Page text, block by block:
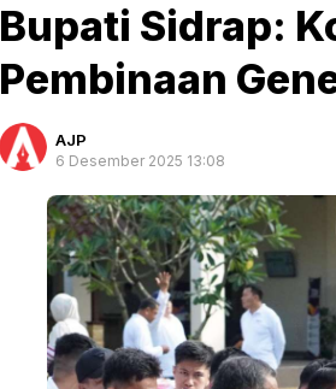
Bupati Sidrap:
Pembinaan
AJP
6 Desember 2025 13:08